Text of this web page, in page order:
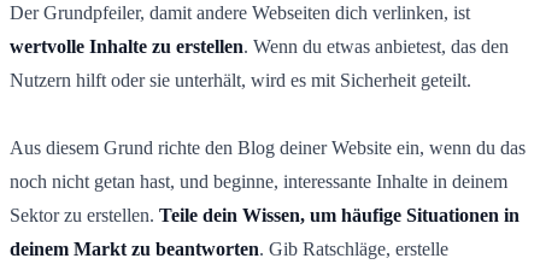
Der Grundpfeiler, damit andere Webseiten dich verlinken, ist
wertvolle Inhalte zu erstellen. Wenn du etwas anbietest, das den
Nutzern hilft oder sie unterhält, wird es mit Sicherheit geteilt.
Aus diesem Grund richte den Blog deiner Website ein, wenn du das
noch nicht getan hast, und beginne, interessante Inhalte in deinem
Sektor zu erstellen. Teile dein Wissen, um häufige Situationen in
deinem Markt zu beantworten. Gib Ratschläge, erstelle